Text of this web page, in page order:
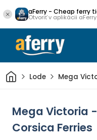
aFerry - Cheap ferry
Otvoriť v aplikácii aFerry
Domov
Lode Mega
Mega Victoria
Corsica Ferries